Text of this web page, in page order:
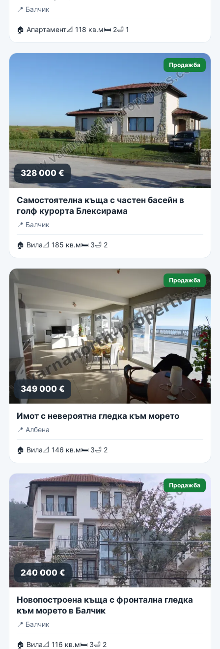
📍 Балчик
🏠 Апартамент📐 118 кв.м🛏 2🛁 1
Продажба
328 000 €
Самостоятелна къща с частен басейн в
голф курорта Блексирама
📍 Балчик
🏠 Вила📐 185 кв.м🛏 3🛁 2
Продажба
349 000 €
Имот с невероятна гледка към морето
📍 Албена
🏠 Вила📐 146 кв.м🛏 3🛁 2
Продажба
240 000 €
Новопостроена къща с фронтална гледка
към морето в Балчик
📍 Балчик
🏠 Вила📐 116 кв.м🛏 3🛁 2